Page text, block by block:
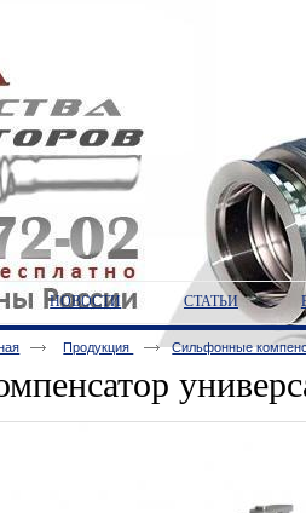
НОВОСТИ СТАТЬИ
Продукция Сильфонные